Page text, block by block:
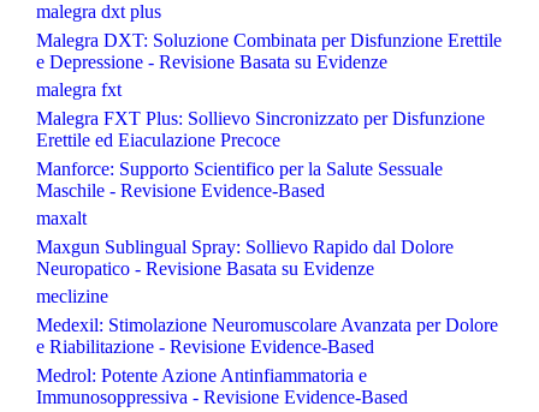
malegra dxt plus
Malegra DXT: Soluzione Combinata per Disfunzione Erettile
e Depressione - Revisione Basata su Evidenze
malegra fxt
Malegra FXT Plus: Sollievo Sincronizzato per Disfunzione
Erettile ed Eiaculazione Precoce
Manforce: Supporto Scientifico per la Salute Sessuale
Maschile - Revisione Evidence-Based
maxalt
Maxgun Sublingual Spray: Sollievo Rapido dal Dolore
Neuropatico - Revisione Basata su Evidenze
meclizine
Medexil: Stimolazione Neuromuscolare Avanzata per Dolore
e Riabilitazione - Revisione Evidence-Based
Medrol: Potente Azione Antinfiammatoria e
Immunosoppressiva - Revisione Evidence-Based